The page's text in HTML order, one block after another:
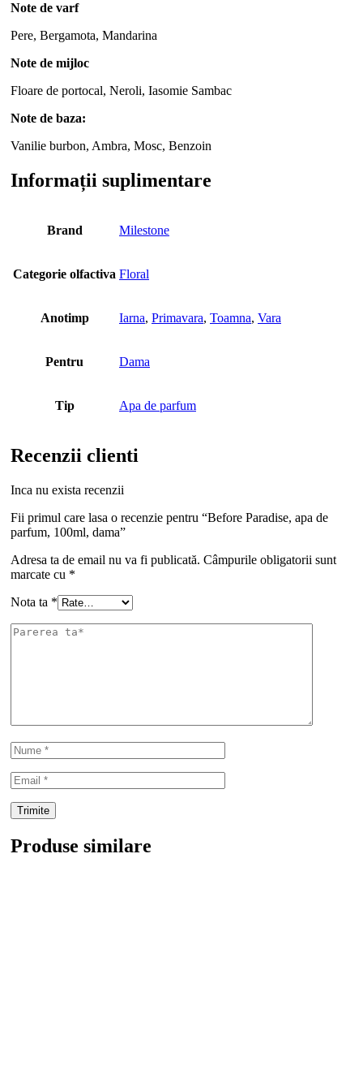
Note de varf
Pere, Bergamota, Mandarina
Note de mijloc
Floare de portocal, Neroli, Iasomie Sambac
Note de baza:
Vanilie burbon, Ambra, Mosc, Benzoin
Informații suplimentare
Brand Milestone
Categorie olfactiva Floral
Anotimp Iarna, Primavara, Toamna, Vara
Pentru Dama
Tip Apa de parfum
Recenzii clienti
Inca nu exista recenzii
Fii primul care lasa o recenzie pentru “Before Paradise, apa de
parfum, 100ml, dama”
Adresa ta de email nu va fi publicată. Câmpurile obligatorii sunt
marcate cu *
Nota ta *
Produse similare